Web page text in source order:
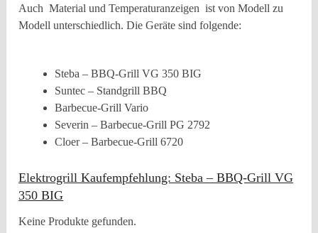
Auch Material und Temperaturanzeigen ist von Modell zu
Modell unterschiedlich. Die Geräte sind folgende:
Steba – BBQ-Grill VG 350 BIG
Suntec – Standgrill BBQ
Barbecue-Grill Vario
Severin – Barbecue-Grill PG 2792
Cloer – Barbecue-Grill 6720
Elektrogrill Kaufempfehlung: Steba – BBQ-Grill VG
350 BIG
Keine Produkte gefunden.